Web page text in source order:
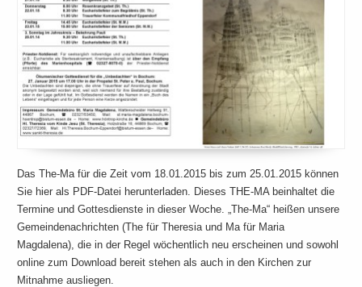
Das The-Ma für die Zeit vom 18.01.2015 bis zum 25.01.2015 können
Sie hier als PDF-Datei herunterladen. Dieses THE-MA beinhaltet die
Termine und Gottesdienste in dieser Woche. „The-Ma“ heißen unsere
Gemeindenachrichten (The für Theresia und Ma für Maria
Magdalena), die in der Regel wöchentlich neu erscheinen und sowohl
online zum Download bereit stehen als auch in den Kirchen zur
Mitnahme ausliegen.